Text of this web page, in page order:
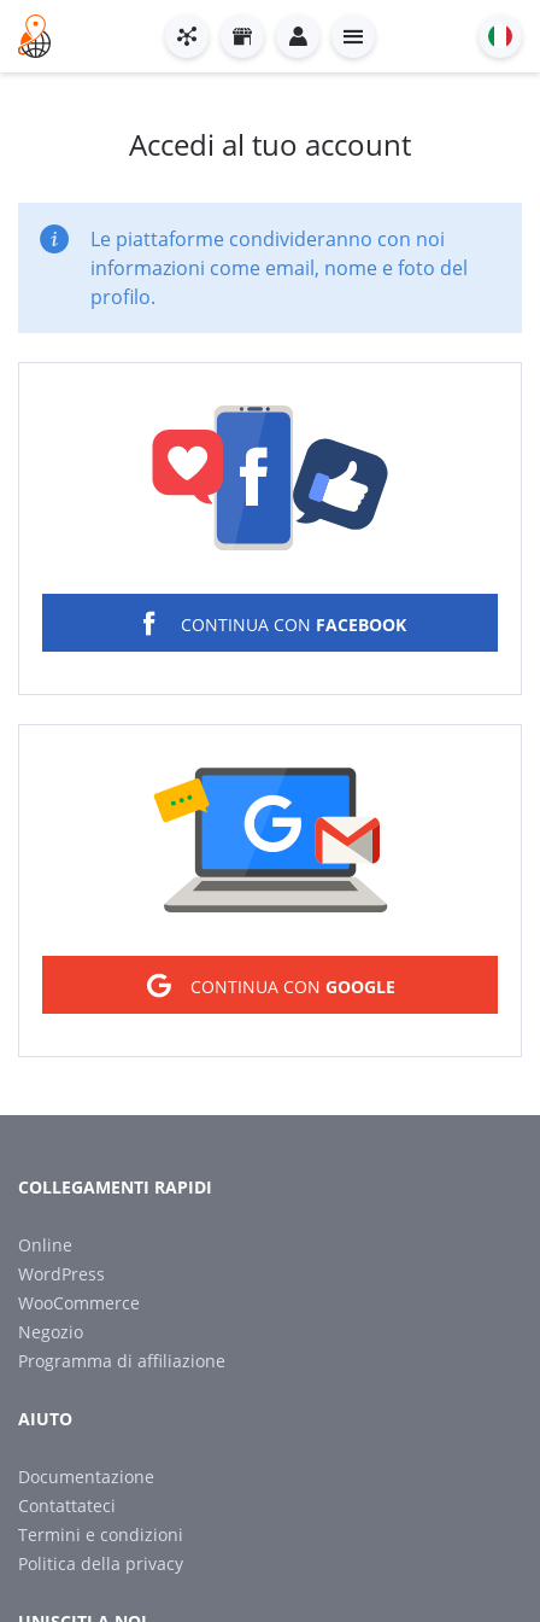
Accedi al tuo account
Le piattaforme condivideranno con noi
informazioni come email, nome e foto del
profilo.
CONTINUA CON FACEBOOK
CONTINUA CON GOOGLE
COLLEGAMENTI RAPIDI
Online
WordPress
WooCommerce
Negozio
Programma di affiliazione
AIUTO
Documentazione
Contattateci
Termini e condizioni
Politica della privacy